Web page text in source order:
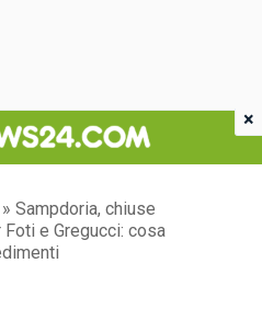
» Sampdoria, chiuse
e Gregucci: cosa
×